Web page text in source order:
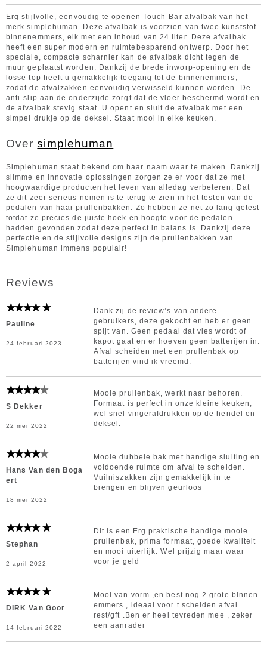
Erg stijlvolle, eenvoudig te openen Touch-Bar afvalbak van het
merk simplehuman. Deze afvalbak is voorzien van twee kunststof
binnenemmers, elk met een inhoud van 24 liter. Deze afvalbak
heeft een super modern en ruimtebesparend ontwerp. Door het
speciale, compacte scharnier kan de afvalbak dicht tegen de
muur geplaatst worden. Dankzij de brede inworp-opening en de
losse top heeft u gemakkelijk toegang tot de binnenemmers,
zodat de afvalzakken eenvoudig verwisseld kunnen worden. De
anti-slip aan de onderzijde zorgt dat de vloer beschermd wordt en
de afvalbak stevig staat. U opent en sluit de afvalbak met een
simpel drukje op de deksel. Staat mooi in elke keuken.
Oversimplehuman
Simplehuman staat bekend om haar naam waar te maken. Dankzij
slimme en innovatie oplossingen zorgen ze er voor dat ze met
hoogwaardige producten het leven van alledag verbeteren. Dat
ze dit zeer serieus nemen is te terug te zien in het testen van de
pedalen van haar prullenbakken. Zo hebben ze net zo lang getest
totdat ze precies de juiste hoek en hoogte voor de pedalen
hadden gevonden zodat deze perfect in balans is. Dankzij deze
perfectie en de stijlvolle designs zijn de prullenbakken van
Simplehuman immens populair!
Reviews
Pauline
24 februari 2023
Dank zij de review’s van andere
gebruikers, deze gekocht en heb er geen
spijt van. Geen pedaal dat vies wordt of
kapot gaat en er hoeven geen batterijen in.
Afval scheiden met een prullenbak op
batterijen vind ik vreemd.
S Dekker
22 mei 2022
Mooie prullenbak, werkt naar behoren.
Formaat is perfect in onze kleine keuken,
wel snel vingerafdrukken op de hendel en
deksel.
Hans Van den Boga
ert
18 mei 2022
Mooie dubbele bak met handige sluiting en
voldoende ruimte om afval te scheiden.
Vuilniszakken zijn gemakkelijk in te
brengen en blijven geurloos
Stephan
2 april 2022
Dit is een Erg praktische handige mooie
prullenbak, prima formaat, goede kwaliteit
en mooi uiterlijk. Wel prijzig maar waar
voor je geld
DIRK Van Goor
14 februari 2022
Mooi van vorm ,en best nog 2 grote binnen
emmers , ideaal voor t scheiden afval
rest/gft .Ben er heel tevreden mee , zeker
een aanrader